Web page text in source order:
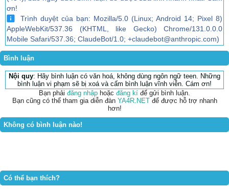
ơn!
Trình duyệt của bạn: Mozilla/5.0 (Linux; Android 14; Pixel 8)
AppleWebKit/537.36 (KHTML, like Gecko) Chrome/131.0.0.0
Mobile Safari/537.36; ClaudeBot/1.0; +claudebot@anthropic.com)
Bình luận
Nội quy: Hãy bình luận có văn hoá, không dùng ngôn ngữ teen. Những
bình luận vi phạm sẽ bị xoá và cấm bình luận vĩnh viễn. Cám ơn!
Bạn phải đăng nhập hoặc đăng kí để gửi bình luận.
Bạn cũng có thể tham gia diễn đàn YA4R.NETđể được hỗ trợ nhanh
hơn!
Không có bình luận nào!
Có thể bạn thích?